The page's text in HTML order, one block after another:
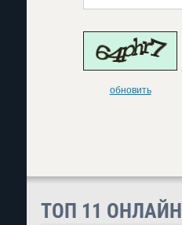
обновить
ТОП 11